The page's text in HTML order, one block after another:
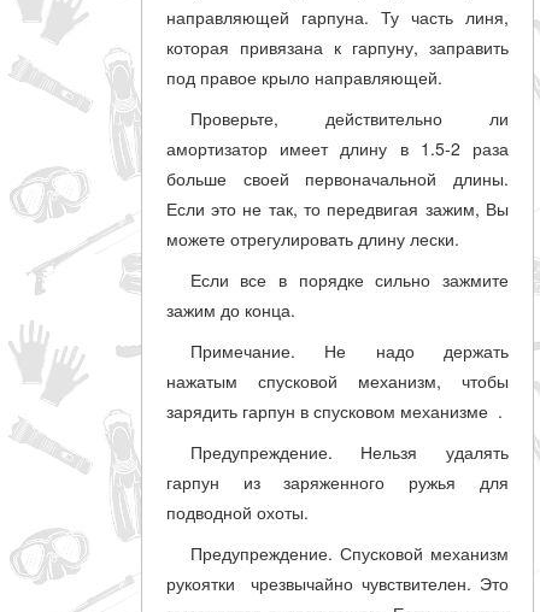
направляющей гарпуна. Ту часть линя,
которая привязана к гарпуну, заправить
под правое крыло направляющей.
Проверьте, действительно ли
амортизатор имеет длину в 1.5-2 раза
больше своей первоначальной длины.
Если это не так, то передвигая зажим, Вы
можете отрегулировать длину лески.
Если все в порядке сильно зажмите
зажим до конца.
Примечание. Не надо держать
нажатым спусковой механизм, чтобы
зарядить гарпун в спусковом механизме .
Предупреждение. Нельзя удалять
гарпун из заряженного ружья для
подводной охоты.
Предупреждение. Спусковой механизм
рукоятки чрезвычайно чувствителен. Это